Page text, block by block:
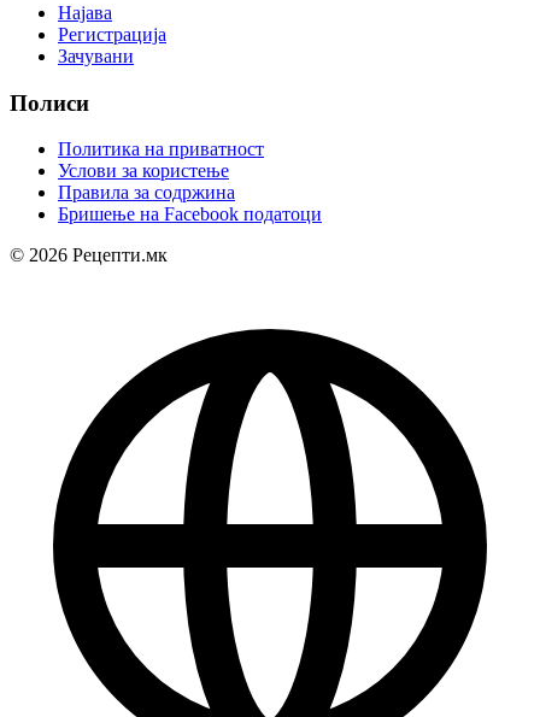
Најава
Регистрација
Зачувани
Полиси
Политика на приватност
Услови за користење
Правила за содржина
Бришење на Facebook податоци
© 2026 Рецепти.мк